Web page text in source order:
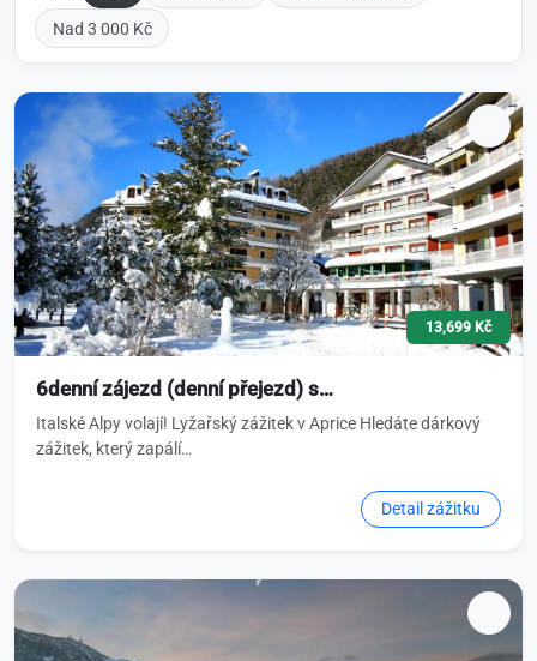
Nad 3 000 Kč
13,699 Kč
6denní zájezd (denní přejezd) s…
Italské Alpy volají! Lyžařský zážitek v Aprice Hledáte dárkový
zážitek, který zapálí…
Detail zážitku